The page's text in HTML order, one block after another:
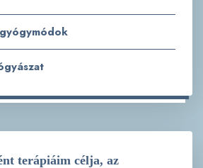
terápiáim célja, az